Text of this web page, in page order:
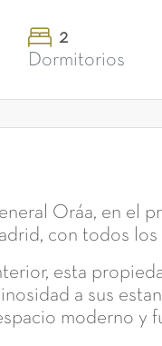
2
Dormitorios
Oráa, en el
con todos
esta
a sus
moderno y